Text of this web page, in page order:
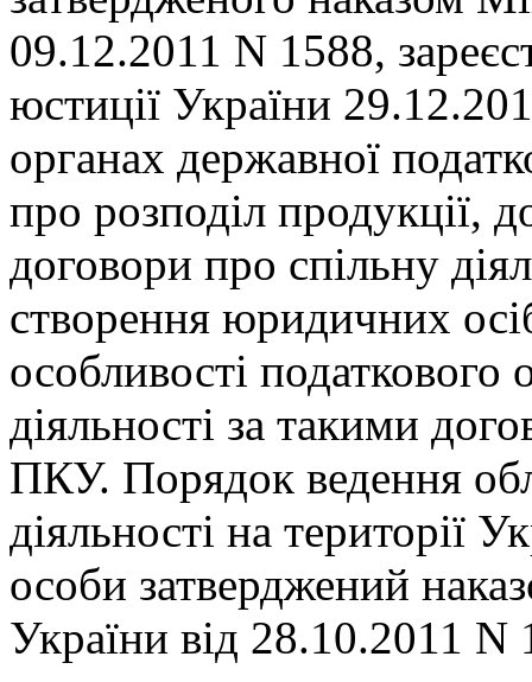
09.12.2011 N 1588,
юстиції України
органах державної
про розподіл продукції,
договори про спільну
створення юридичних
особливості податкового
діяльності за такими
ПКУ. Порядок ведення
діяльності на території
особи затверджений
України від 28.10.2011 N